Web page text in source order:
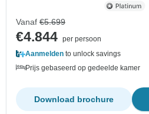
Vanaf €5.699
€4.844 per persoon
Aanmelden to unlock savings
Prijs gebaseerd op gedeelde kamer
Download brochure